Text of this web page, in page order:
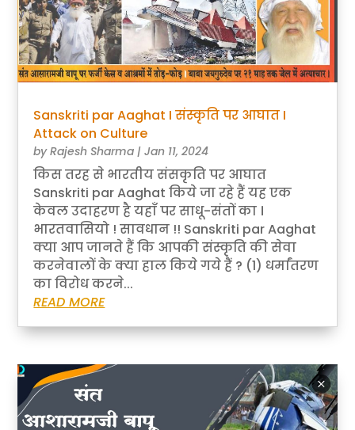
Sanskriti par Aaghat I संस्कृति पर आघात I
Attack on Culture
byRajesh Sharma |Jan 11, 2024
किस तरह से भारतीय संसकृति पर आघात
Sanskriti par Aaghat किये जा रहे हैं यह एक
केवल उदाहरण है यहाँ पर साधू-संतों का ।
भारतवासियो ! सावधान !! Sanskriti par Aaghat
क्या आप जानते हैं कि आपकी संस्कृति की सेवा
करनेवालों के क्या हाल किये गये हैं ? (1) धर्मांतरण
का विरोध करने...
READ MORE